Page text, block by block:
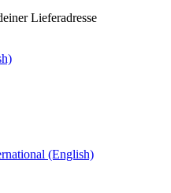
Lieferadresse
(English)